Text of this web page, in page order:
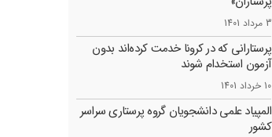
3 مرداد 1401
پرستارانی که در کرونا خدمت کرد‌ه‌اند بدون
آزمون استخدام شوند
10 خرداد 1401
المپیاد علمی دانشجویان گروه پرستاری سراسر
کشور